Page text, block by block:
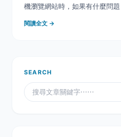
機瀏覽網站時，如果有什麼問
機)網站上設定一個 LINE
閱讀全文 →
SEARCH